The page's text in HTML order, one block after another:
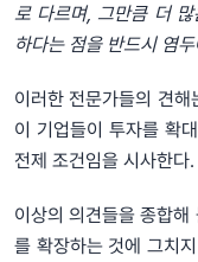
로 다르며, 그만큼 더
하다는 점을 반드시 염
이러한 전문가들의 견해
이 기업들이 투자를 확
전제 조건임을 시사한다.
이상의 의견들을 종합
를 확장하는 것에 그치